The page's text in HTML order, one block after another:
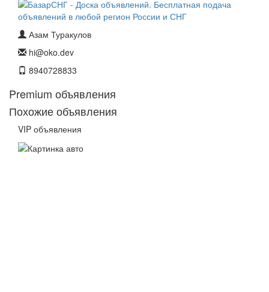
Азам Туракулов
hi@oko.dev
8940728833
Premium объявления
Похожие объявления
VIP объявления